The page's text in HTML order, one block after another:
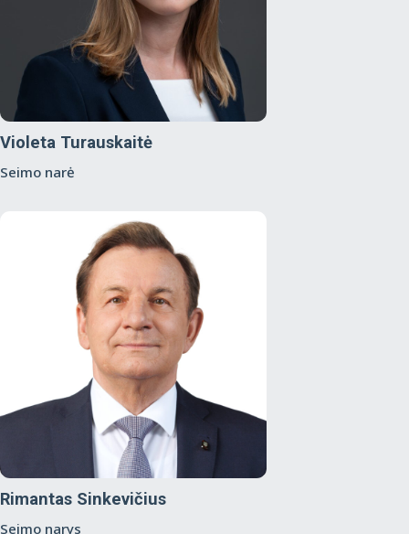
Violeta Turauskaitė
Seimo narė
Rimantas Sinkevičius
Seimo narys